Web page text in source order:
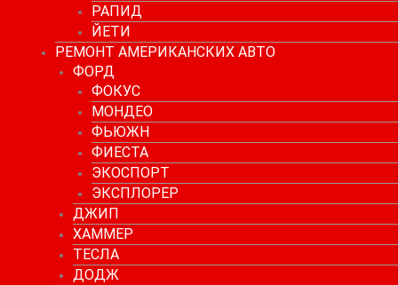
РАПИД
ЙЕТИ
РЕМОНТ АМЕРИКАНСКИХ АВТО
ФОРД
ФОКУС
МОНДЕО
ФЬЮЖН
ФИЕСТА
ЭКОСПОРТ
ЭКСПЛОРЕР
ДЖИП
ХАММЕР
ТЕСЛА
ДОДЖ